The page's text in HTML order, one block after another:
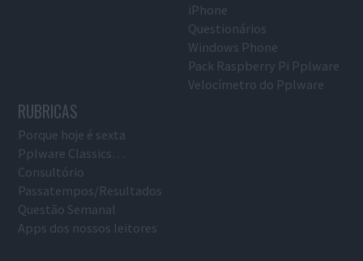
iPhone
Questionários
Windows Phone
Pack Raspberry Pi Pplware
Velocímetro do Pplware
RUBRICAS
Porque hoje é sexta
Pplware Classics…
Consultório
Passatempos/Resultados
Questão Semanal
Apps dos nossos leitores